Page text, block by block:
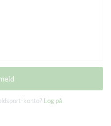
konto? Log på